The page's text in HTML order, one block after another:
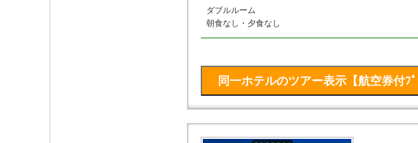
ダブルルーム
朝食なし・夕食なし